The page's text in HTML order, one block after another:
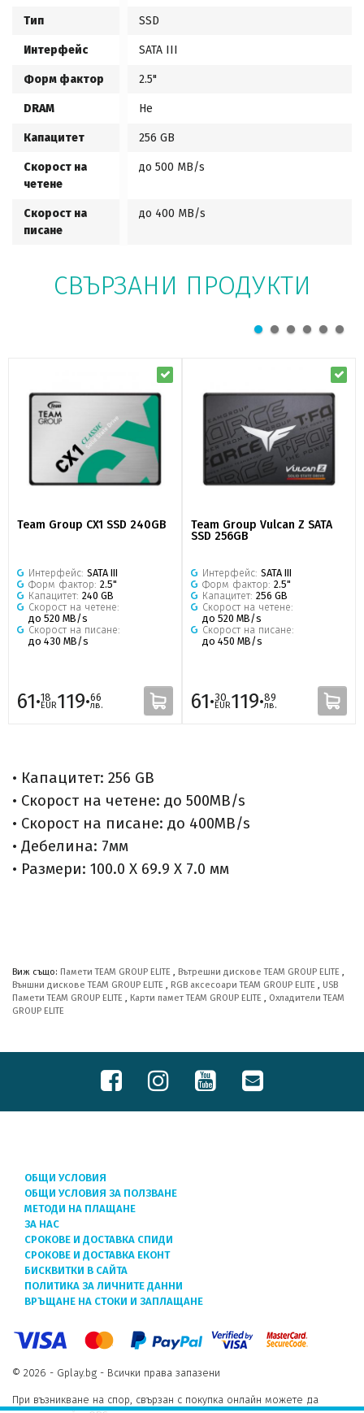
Тип SSD
Интерфейс SATA III
Форм фактор 2.5"
DRAM Не
Капацитет 256 GB
Скорост на
четене
до 500 MB/s
Скорост на
писане
до 400 MB/s
СВЪРЗАНИ ПРОДУКТИ
Team Group CX1 SSD 240GB
Интерфейс: SATA III
Форм фактор: 2.5"
Капацитет: 240 GB
Скорост на четене:
до 520 MB/s
Скорост на писане:
до 430 MB/s
61·18
EUR119·66
лв.
Team Group Vulcan Z SATA
SSD 256GB
Интерфейс: SATA III
Форм фактор: 2.5"
Капацитет: 256 GB
Скорост на четене:
до 520 MB/s
Скорост на писане:
до 450 MB/s
61·30
EUR119·89
лв.
• Капацитет: 256 GB
• Скорост на четене: до 500MB/s
• Скорост на писане: до 400MB/s
• Дебелина: 7мм
• Размери: 100.0 X 69.9 X 7.0 мм
Виж също: Памети TEAM GROUP ELITE Вътрешни дискове TEAM GROUP ELITE
Външни дискове TEAM GROUP ELITE
RGB аксесоари TEAM GROUP ELITE
USB
Памети TEAM GROUP ELITE
Карти памет TEAM GROUP ELITE
Охладители TEAM
GROUP ELITE
ОБЩИ УСЛОВИЯ
ОБЩИ УСЛОВИЯ ЗА ПОЛЗВАНЕ
МЕТОДИ НА ПЛАЩАНЕ
ЗА НАС
СРОКОВЕ И ДОСТАВКА СПИДИ
СРОКОВЕ И ДОСТАВКА ЕКОНТ
БИСКВИТКИ В САЙТА
ПОЛИТИКА ЗА ЛИЧНИТЕ ДАННИ
ВРЪЩАНЕ НА СТОКИ И ЗАПЛАЩАНЕ
© 2026 - Gplay.bg - Всички права запазени
При възникване на спор, свързан с покупка онлайн можете да